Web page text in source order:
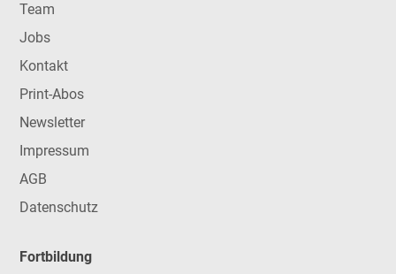
Team
Jobs
Kontakt
Print-Abos
Newsletter
Impressum
AGB
Datenschutz
Fortbildung